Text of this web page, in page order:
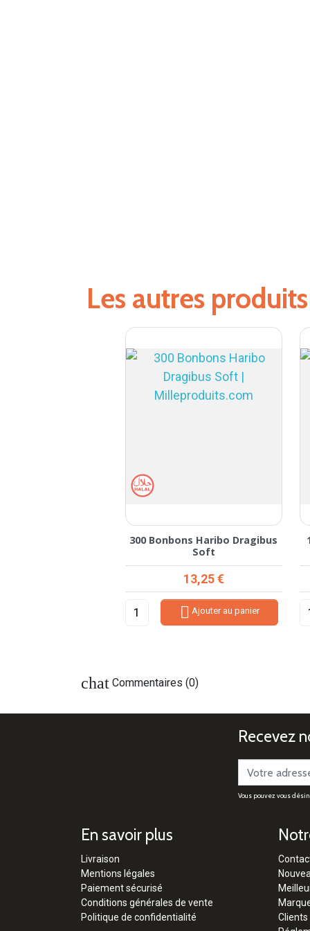
Les autres
300 Bonbons Haribo Dragibus
Soft
Prix
13,25 €
 Ajouter au panier
chat Commentaires (0)
Recevez
Vous pouvez vous
En savoir plus
Livraison
Mentions légales
Paiement sécurisé
Conditions générales de vente
Politique de confidentialité